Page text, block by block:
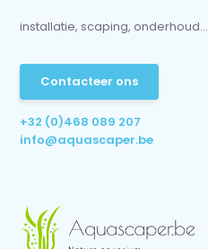
installatie, scaping, onderhoud...
Contacteer ons
+32 (0)468 089 207
info@aquascaper.be